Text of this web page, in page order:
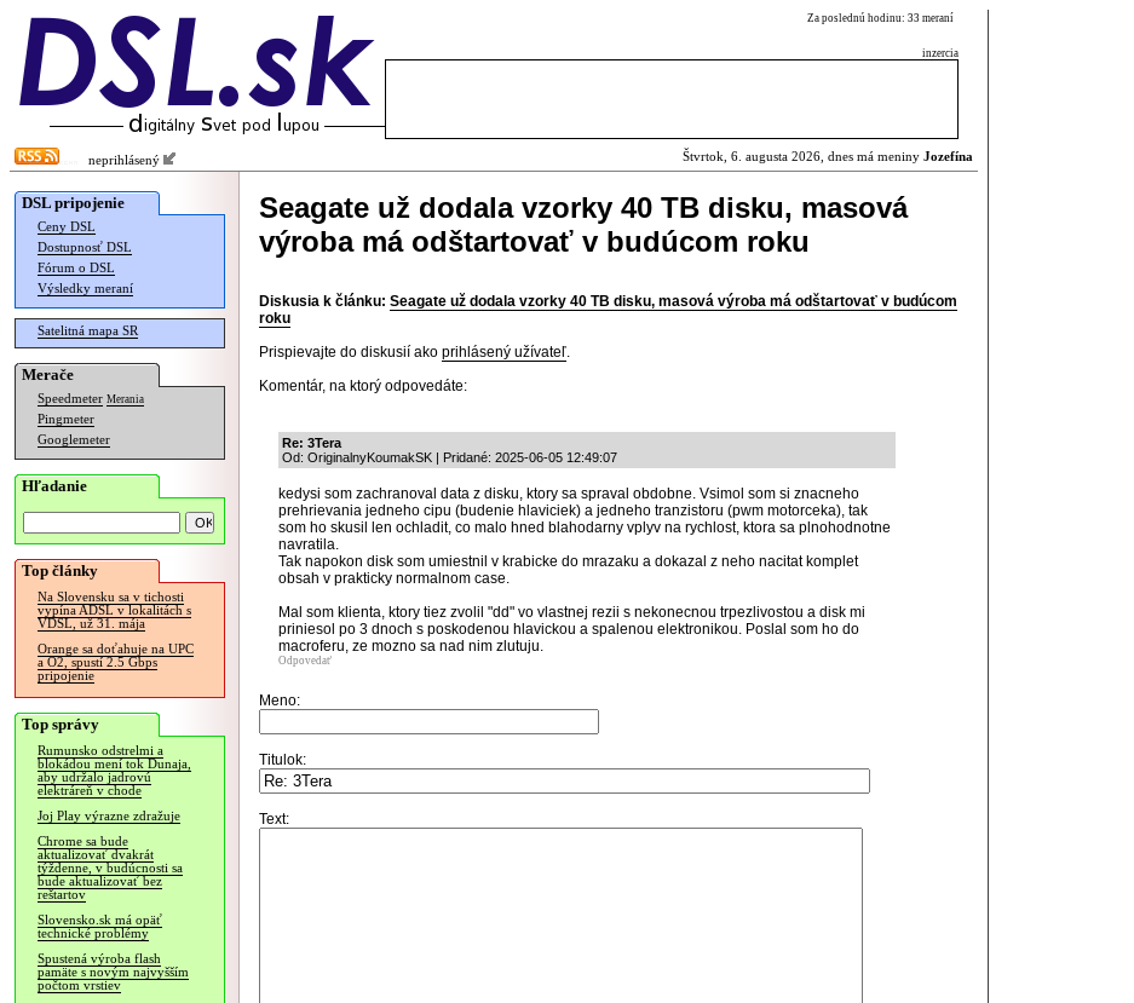
Za poslednú hodinu: 33 meraní
inzercia
neprihlásený Štvrtok, 6. augusta 2026, dnes má meniny Jozefína
DSL pripojenie
Ceny DSL
Dostupnosť DSL
Fórum o DSL
Výsledky meraní
Satelitná mapa SR
Merače
Speedmeter Merania
Pingmeter
Googlemeter
Hľadanie
Top články
Na Slovensku sa v tichosti
vypína ADSL v lokalitách s
VDSL, už 31. mája
Orange sa doťahuje na UPC
a O2, spustí 2.5 Gbps
pripojenie
Top správy
Rumunsko odstrelmi a
blokádou mení tok Dunaja,
aby udržalo jadrovú
elektráreň v chode
Joj Play výrazne zdražuje
Chrome sa bude
aktualizovať dvakrát
týždenne, v budúcnosti sa
bude aktualizovať bez
reštartov
Slovensko.sk má opäť
technické problémy
Spustená výroba flash
pamäte s novým najvyšším
počtom vrstiev
Seagate už dodala vzorky 40 TB disku, masová
výroba má odštartovať v budúcom roku
Diskusia k článku: Seagate už dodala vzorky 40 TB disku, masová výroba má odštartovať v budúcom
roku
Prispievajte do diskusií ako prihlásený užívateľ.
Komentár, na ktorý odpovedáte:
Re: 3Tera
Od: OriginalnyKoumakSK | Pridané: 2025-06-05 12:49:07
kedysi som zachranoval data z disku, ktory sa spraval obdobne. Vsimol som si znacneho
prehrievania jedneho cipu (budenie hlaviciek) a jedneho tranzistoru (pwm motorceka), tak
som ho skusil len ochladit, co malo hned blahodarny vplyv na rychlost, ktora sa plnohodnotne
navratila.
Tak napokon disk som umiestnil v krabicke do mrazaku a dokazal z neho nacitat komplet
obsah v prakticky normalnom case.
Mal som klienta, ktory tiez zvolil "dd" vo vlastnej rezii s nekonecnou trpezlivostou a disk mi
priniesol po 3 dnoch s poskodenou hlavickou a spalenou elektronikou. Poslal som ho do
macroferu, ze mozno sa nad nim zlutuju.
Odpovedať
Meno:
Titulok:
Text: